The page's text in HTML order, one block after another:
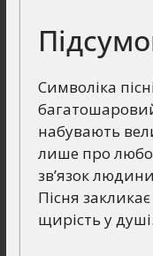
Символіка
набувають
лише про
зв’язок
Пісня
щирість у душі.